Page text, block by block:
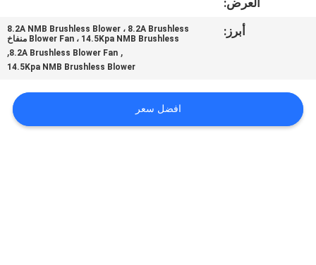
خريطة
العرض:
أبرز:
8.2A NMB Brushless Blower ، 8.2A Brushless
Blower Fan ، 14.5Kpa NMB Brushless منفاخ
,
8.2A Brushless Blower Fan
,
14.5Kpa NMB Brushless Blower
افضل سعر